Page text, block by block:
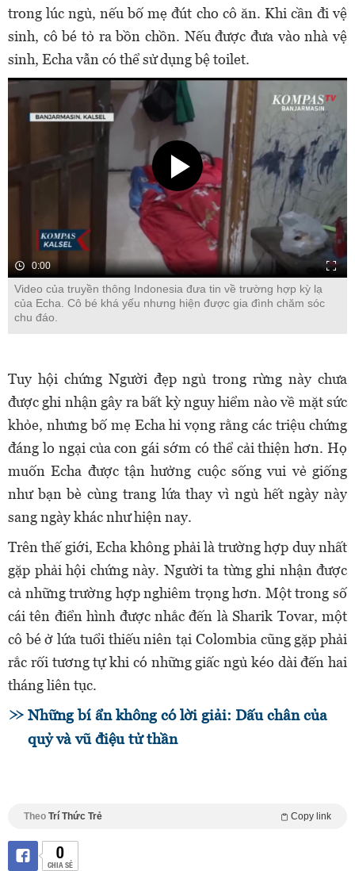
trong lúc ngủ, nếu bố mẹ đút cho cô ăn. Khi cần đi vệ
sinh, cô bé tỏ ra bồn chồn. Nếu được đưa vào nhà vệ
sinh, Echa vẫn có thể sử dụng bệ toilet.
0:00
Video của truyền thông Indonesia đưa tin về trường hợp kỳ lạ
của Echa. Cô bé khá yếu nhưng hiện được gia đình chăm sóc
chu đáo.
Tuy hội chứng Người đẹp ngủ trong rừng này chưa
được ghi nhận gây ra bất kỳ nguy hiểm nào về mặt sức
khỏe, nhưng bố mẹ Echa hi vọng rằng các triệu chứng
đáng lo ngại của con gái sớm có thể cải thiện hơn. Họ
muốn Echa được tận hưởng cuộc sống vui vẻ giống
như bạn bè cùng trang lứa thay vì ngủ hết ngày này
sang ngày khác như hiện nay.
Trên thế giới, Echa không phải là trường hợp duy nhất
gặp phải hội chứng này. Người ta từng ghi nhận được
cả những trường hợp nghiêm trọng hơn. Một trong số
cái tên điển hình được nhắc đến là Sharik Tovar, một
cô bé ở lứa tuổi thiếu niên tại Colombia cũng gặp phải
rắc rối tương tự khi có những giấc ngủ kéo dài đến hai
tháng liên tục.
Những bí ẩn không có lời giải: Dấu chân của
quỷ và vũ điệu tử thần
Theo Trí Thức Trẻ Copy link
0
CHIA SẺ